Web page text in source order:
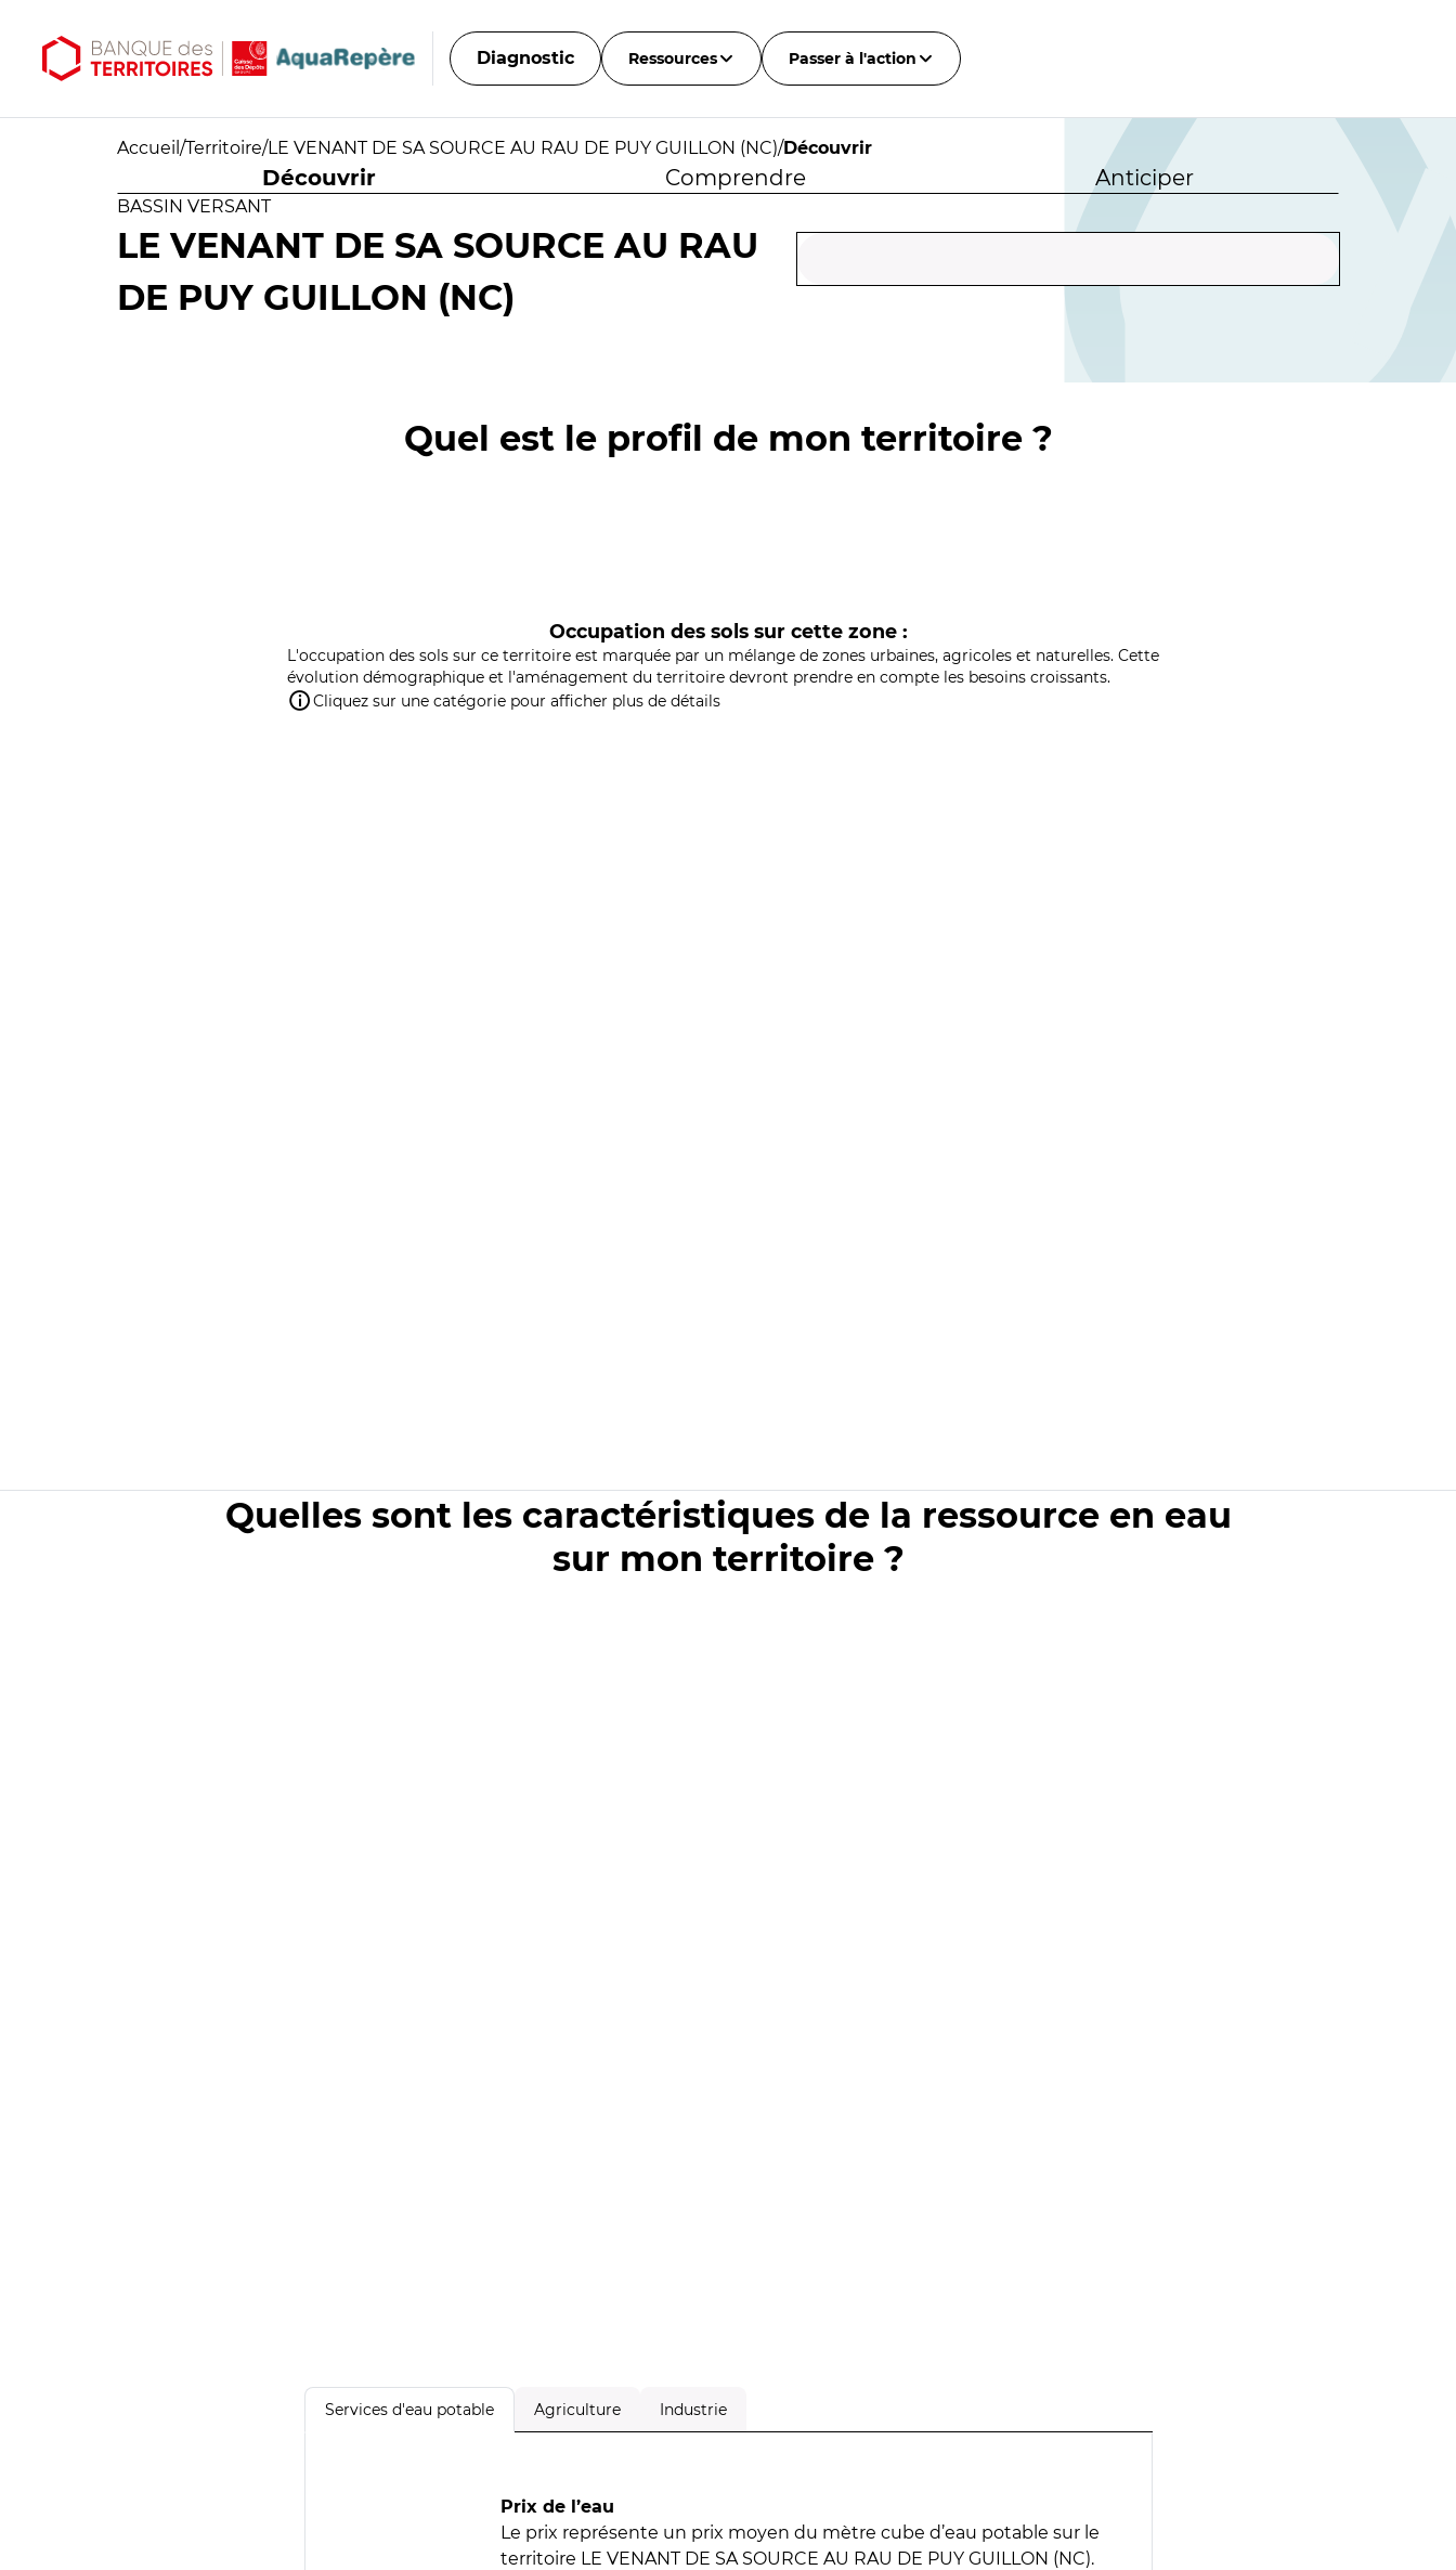
Diagnostic Ressources Passer à l'action
Accueil /Territoire/LE VENANT DE SA SOURCE AU RAU DE PUY GUILLON (NC)/Découvrir
Découvrir Comprendre Anticiper
BASSIN VERSANT
LE VENANT DE SA SOURCE AU RAU
DE PUY GUILLON (NC)
Quel est le profil de mon territoire ?
Occupation des sols sur cette zone :
L'occupation des sols sur ce territoire est marquée par un mélange de zones urbaines, agricoles et naturelles. Cette
évolution démographique et l'aménagement du territoire devront prendre en compte les besoins croissants.
Cliquez sur une catégorie pour afficher plus de détails
Quelles sont les caractéristiques de la ressource en eau
sur mon territoire ?
Services d'eau potable Agriculture Industrie
Prix de l’eau
Le prix représente un prix moyen du mètre cube d’eau potable sur le
territoire LE VENANT DE SA SOURCE AU RAU DE PUY GUILLON (NC).